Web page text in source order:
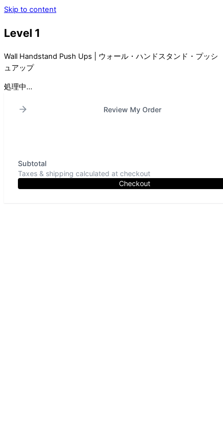
Skip to content
Level 1
Wall Handstand Push Ups | ウォール・ハンドスタンド・プッシ
ュアップ
処理中...
Review My Order
Subtotal
Taxes & shipping calculated at checkout
Checkout